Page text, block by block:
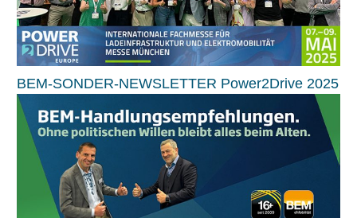
BEM-SONDER-NEWSLETTER Power2Drive 2025